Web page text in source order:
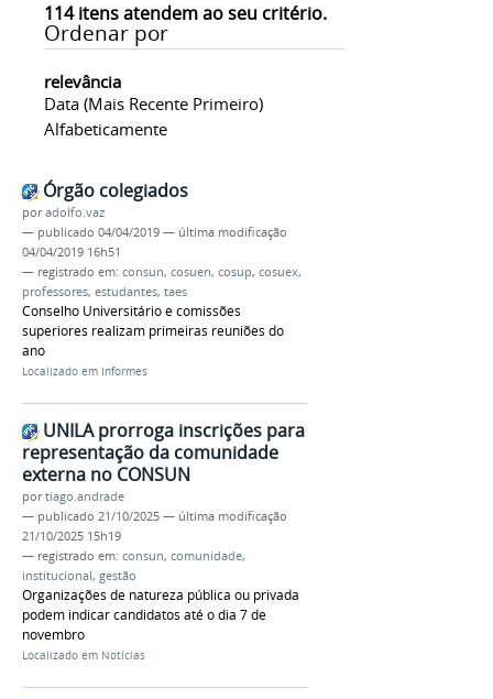
114itens atendem ao seu critério.
Ordenar por
relevância
Data (mais Recente Primeiro)
Alfabeticamente
Órgão colegiados
poradolfo.vaz
— publicado 04/04/2019 — última modificação
04/04/2019 16h51
— registrado em: consun, cosuen, cosup, cosuex,
professores, estudantes, taes
Conselho Universitário e comissões
superiores realizam primeiras reuniões do
ano
Localizado em Informes
UNILA prorroga inscrições para
representação da comunidade
externa no CONSUN
portiago.andrade
— publicado 21/10/2025 — última modificação
21/10/2025 15h19
— registrado em: consun, comunidade,
institucional, gestão
Organizações de natureza pública ou privada
podem indicar candidatos até o dia 7 de
novembro
Localizado em Notícias